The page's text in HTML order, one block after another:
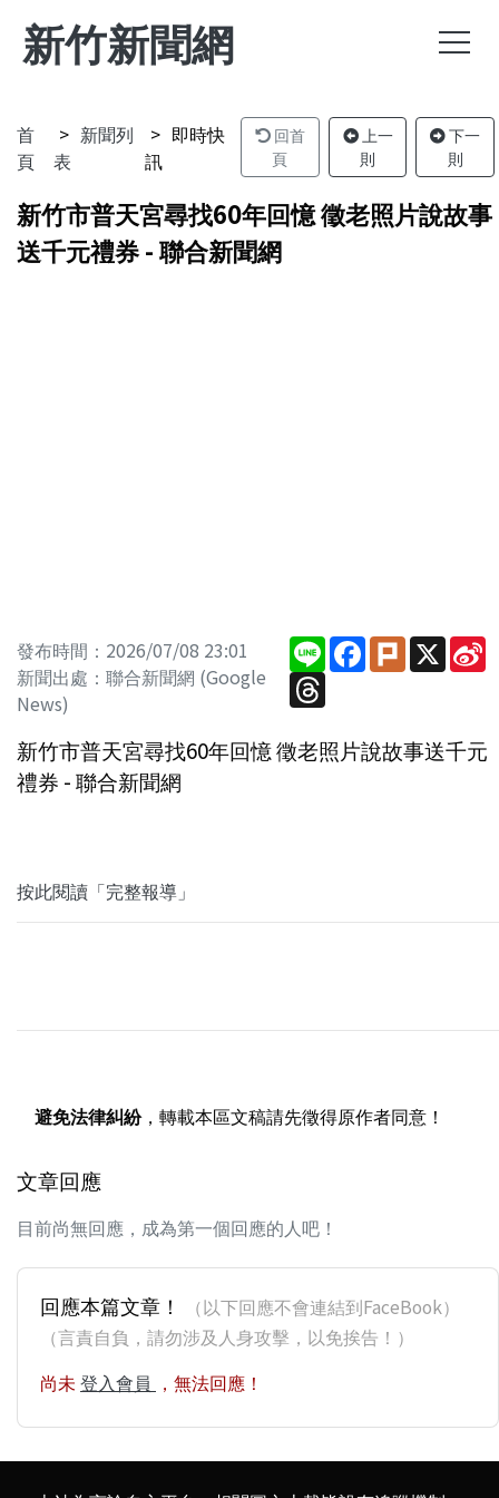
新竹新聞網
首
頁
新聞列
表
即時快
訊
回首
頁
上一
則
下一
則
新竹市普天宮尋找60年回憶 徵老照片說故事
送千元禮券 - 聯合新聞網
發布時間：2026/07/08 23:01
新聞出處：聯合新聞網 (Google
News)
LineFacebook
PlurkX
Threads
新竹市普天宮尋找60年回憶 徵老照片說故事送千元
禮券 - 聯合新聞網
按此閱讀「完整報導」
避免法律糾紛，轉載本區文稿請先徵得原作者同意！
文章回應
目前尚無回應，成為第一個回應的人吧！
回應本篇文章！
（以下回應不會連結到FaceBook）
（言責自負，請勿涉及人身攻擊，以免挨告！）
尚未 登入會員 ，無法回應！